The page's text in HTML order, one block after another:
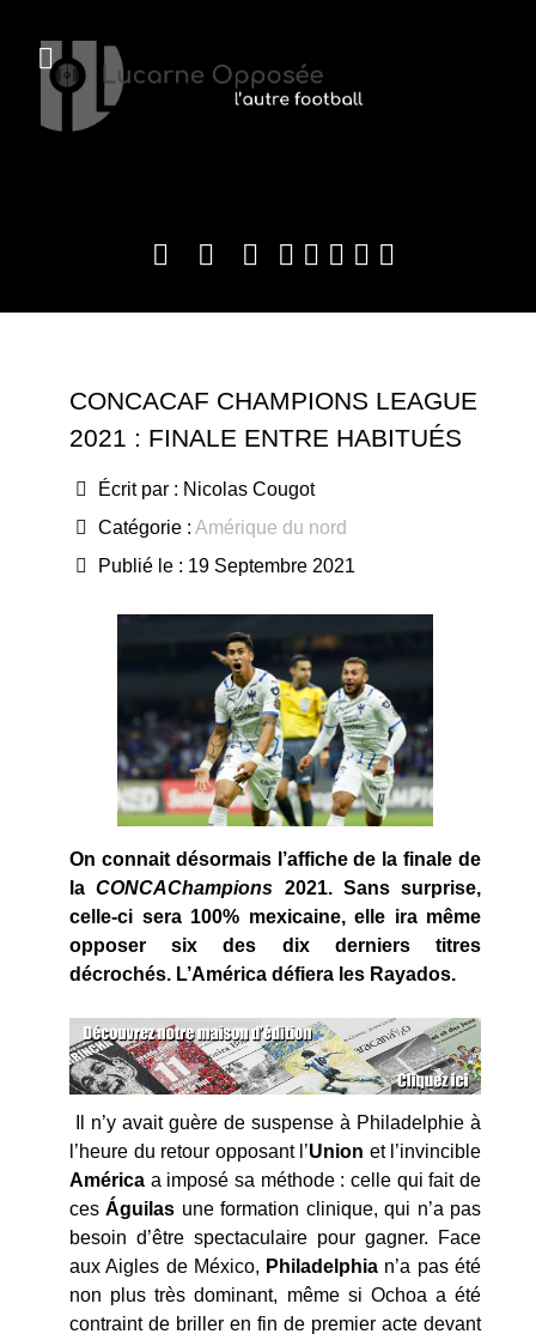
CONCACAF CHAMPIONS LEAGUE
2021 : FINALE ENTRE HABITUÉS
Écrit par : Nicolas Cougot
Catégorie : Amérique du nord
Publié le : 19 Septembre 2021
On connait désormais l’affiche de la finale de
laCONCAChampions 2021. Sans surprise,
celle-ci sera 100% mexicaine, elle ira même
opposer six des dix derniers titres
décrochés. L’América défiera les Rayados.
Il n’y avait guère de suspense à Philadelphie à
l’heure du retour opposant l’Union et l’invincible
América a imposé sa méthode : celle qui fait de
cesÁguilas une formation clinique, qui n’a pas
besoin d’être spectaculaire pour gagner. Face
aux Aigles de México, Philadelphia n’a pas été
non plus très dominant, même si Ochoa a été
contraint de briller en fin de premier acte devant